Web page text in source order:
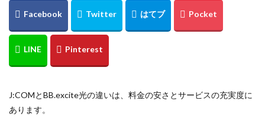
J:COMとBB.excite光の違いは、料金の安さとサービスの充実度に
あります。